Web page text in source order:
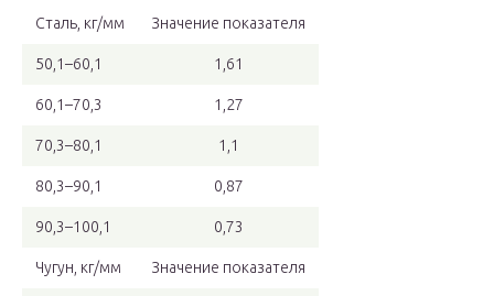
Сталь, кг/мм Значение показателя
50,1–60,1 1,61
60,1–70,3 1,27
70,3–80,1 1,1
80,3–90,1 0,87
90,3–100,1 0,73
Чугун, кг/мм Значение показателя